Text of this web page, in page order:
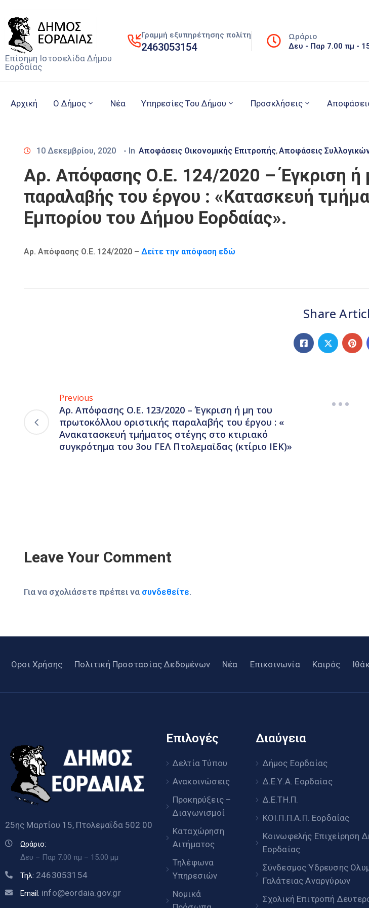
Επίσημη Ιστοσελίδα Δήμου
Εορδαίας
Γραμμή εξυπηρέτησης πολίτη
2463053154
Ωράριο
Δευ - Παρ 7.00 πμ -
Αρχική Ο Δήμος Νέα Υπηρεσίες Του Δήμου Προσκλήσεις
10 Δεκεμβρίου, 2020 - In Αποφάσεις Οικονομικής Επιτροπής‚Αποφάσεις
Αρ. Απόφασης Ο.Ε. 124/2020 – Έγκριση ή
παραλαβής του έργου : «Κατασκευή
Εμπορίου του Δήμου Εορδαίας».
Αρ. Απόφασης Ο.Ε. 124/2020 – Δείτε την απόφαση εδώ
Share
Previous
Αρ. Απόφασης Ο.Ε. 123/2020 – Έγκριση ή μη του
πρωτοκόλλου οριστικής παραλαβής του έργου : «
Ανακατασκευή τμήματος στέγης στο κτιριακό
συγκρότημα του 3ου ΓΕΛ Πτολεμαϊδας (κτίριο ΙΕΚ)»
Leave Your Comment
Για να σχολιάσετε πρέπει να συνδεθείτε.
Οροι Χρήσης Πολιτική Προστασίας Δεδομένων Νέα Επικοινωνία Καιρός
25ης Μαρτίου 15, Πτολεμαΐδα 502 00
Ωράριο:
Δευ – Παρ 7.00 πμ – 15.00 μμ
Τηλ: 2463053154
Email: info@eordaia.gov.gr
Επιλογές
Δελτία Τύπου
Ανακοινώσεις
Προκηρύξεις –
Διαγωνισμοί
Καταχώρηση
Αιτήματος
Τηλέφωνα
Υπηρεσιών
Νομικά
Διαύγεια
Δήμος Εορδαίας
Δ.Ε.Υ.Α. Εορδαίας
Δ.Ε.ΤΗ.Π.
ΚΟΙ.Π.Π.Α.Π. Εορδαίας
Κοινωφελής Επιχείρηση
Εορδαίας
Σύνδεσμος Ύδρευσης
Γαλάτειας Αναργύρων
Σχολική Επιτροπή